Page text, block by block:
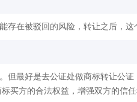
存在被驳回的风险，转让之后，这
但最好是去公证处做商标转让公
买方的合法权益，增强双方的信任